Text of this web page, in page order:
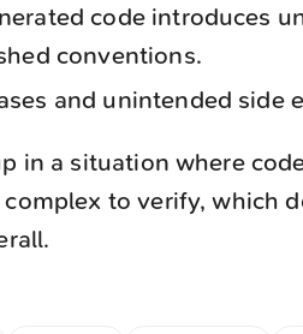
code introduces
conventions.
and unintended side
in a situation where
to verify, which